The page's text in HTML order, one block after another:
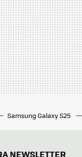
Samsung Galaxy S25
NEWSLETTER